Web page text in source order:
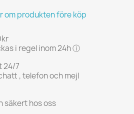
om produkten före köp
i regel inom 24h ⓘ
24/7
, telefon och mejl
säkert hos oss